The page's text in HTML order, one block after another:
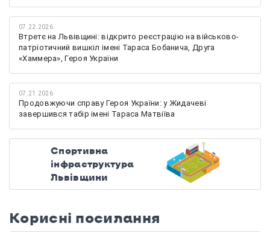
07.22.2026
Втретє на Львівщині: відкрито реєстрацію на військово-
патріотичний вишкіл імені Тараса Бобанича, Друга
«Хаммера», Героя України
07.21.2026
Продовжуючи справу Героя України: у Жидачеві
завершився табір імені Тараса Матвіїва
Спортивна
інфраструктура
Львівщини
Корисні посилання